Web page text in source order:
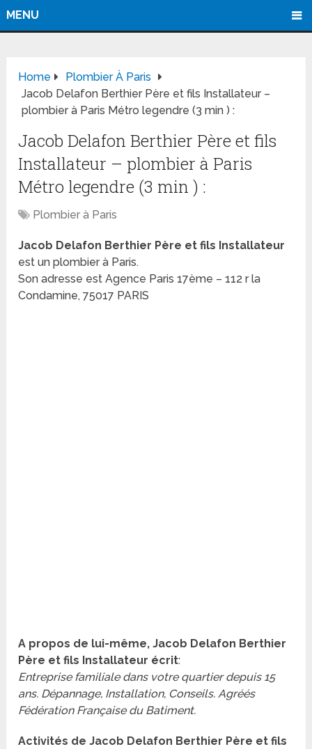
MENU
Home
Plombier À Paris
Jacob Delafon Berthier Père et fils Installateur –
plombier à Paris Métro legendre (3 min ) :
Jacob Delafon Berthier Père et fils
Installateur – plombier à Paris
Métro legendre (3 min ) :
Plombier à Paris
Jacob Delafon Berthier Père et fils Installateur
est un plombier à Paris.
Son adresse est Agence Paris 17ème – 112 r la
Condamine, 75017 PARIS
A propos de lui-même, Jacob Delafon Berthier
Père et fils Installateur écrit:
Entreprise familiale dans votre quartier depuis 15
ans. Dépannage, Installation, Conseils. Agréés
Fédération Française du Batiment.
Activités de Jacob Delafon Berthier Père et fils